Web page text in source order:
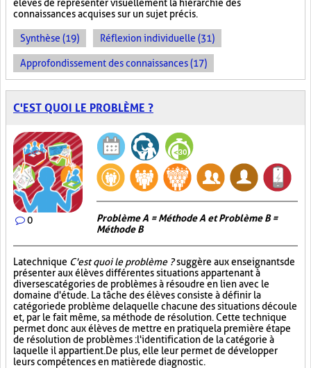
élèves de représenter visuellement la hiérarchie des
connaissances acquises sur un sujet précis.
Synthèse (19) Réflexion individuelle (31)
Approfondissement des connaissances (17)
C'EST QUOI LE PROBLÈME ?
0
Problème A = Méthode A et Problème B =
Méthode B
La technique C'est quoi le problème ?suggère aux enseignants de
présenter aux élèves différentes situations appartenant à
diverses catégories de problèmes à résoudre en lien avec le
domaine d'étude. La tâche des élèves consiste à définir la
catégorie de problème de laquelle chacune des situations découle
et, par le fait même, sa méthode de résolution. Cette technique
permet donc aux élèves de mettre en pratique la première étape
de résolution de problèmes : l'identification de la catégorie à
laquelle il appartient. De plus, elle leur permet de développer
leurs compétences en matière de diagnostic.